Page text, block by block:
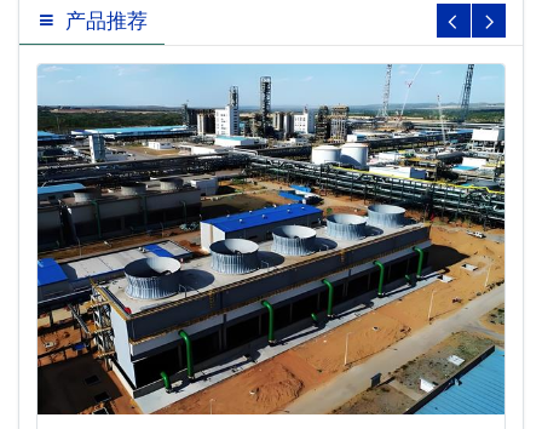
产品推荐